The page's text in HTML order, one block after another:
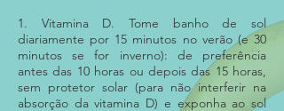
1. Vitamina D. Tome banho de sol
diariamente por 15 minutos no verão (e 30
minutos se for inverno): de preferência
antes das 10 horas ou depois das 15 horas,
sem protetor solar (para não interferir na
absorção da vitamina D) e exponha ao sol